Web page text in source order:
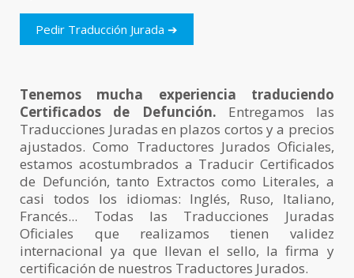
Pedir Traducción Jurada ➔
Tenemos mucha experiencia traduciendo
Certificados de Defunción. Entregamos las
Traducciones Juradas en plazos cortos y a precios
ajustados. Como Traductores Jurados Oficiales,
estamos acostumbrados a Traducir Certificados
de Defunción, tanto Extractos como Literales, a
casi todos los idiomas: Inglés, Ruso, Italiano,
Francés... Todas las Traducciones Juradas
Oficiales que realizamos tienen validez
internacional ya que llevan el sello, la firma y
certificación de nuestros Traductores Jurados.